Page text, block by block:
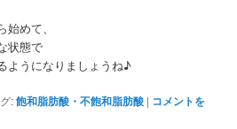
めて、
状態で
ようになりましょうね♪
:飽和脂肪酸・不飽和脂肪酸 | コメントを